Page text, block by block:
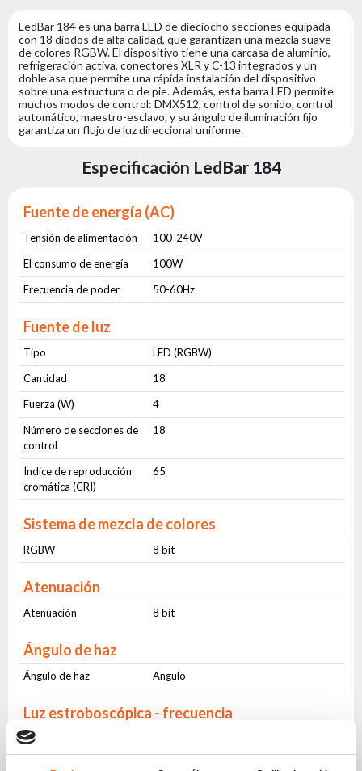
LedBar 184 es una barra LED de dieciocho secciones equipada
con 18 diodos de alta calidad, que garantizan una mezcla suave
de colores RGBW. El dispositivo tiene una carcasa de aluminio,
refrigeración activa, conectores XLR y C-13 integrados y un
doble asa que permite una rápida instalación del dispositivo
sobre una estructura o de pie. Además, esta barra LED permite
muchos modos de control: DMX512, control de sonido, control
automático, maestro-esclavo, y su ángulo de iluminación fijo
garantiza un flujo de luz direccional uniforme.
Especificación LedBar 184
Fuente de energía (AC)
Tensión de alimentación
100-240V
El consumo de energía
100W
Frecuencia de poder
50-60Hz
Fuente de luz
Tipo
LED (RGBW)
Cantidad
18
Fuerza (W)
4
Número de secciones de
control
18
Índice de reproducción
cromática (CRI)
65
Sistema de mezcla de colores
RGBW 8 bit
Atenuación
Atenuación 8 bit
Ángulo de haz
Ángulo de haz Angulo
Luz estroboscópica - frecuencia
Frecuencia